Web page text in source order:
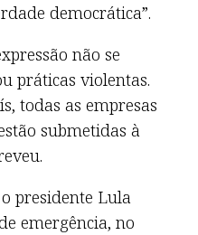
democrática”.
não se
práticas violentas.
todas as empresas
submetidas à
presidente Lula
emergência, no